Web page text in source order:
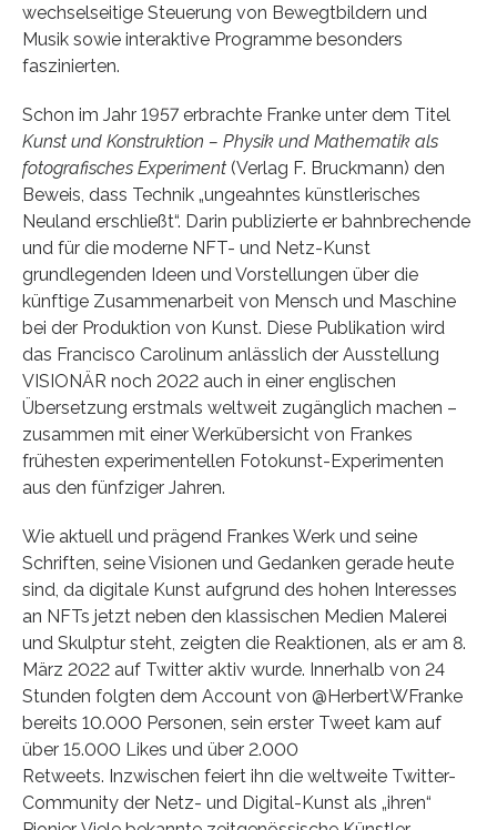
wechselseitige Steuerung von Bewegtbildern und
Musik sowie interaktive Programme besonders
faszinierten.
Schon im Jahr 1957 erbrachte Franke unter dem Titel
Kunst und Konstruktion – Physik und Mathematik als
fotografisches Experiment (Verlag F. Bruckmann) den
Beweis, dass Technik „ungeahntes künstlerisches
Neuland erschließt“. Darin publizierte er bahnbrechende
und für die moderne NFT- und Netz-Kunst
grundlegenden Ideen und Vorstellungen über die
künftige Zusammenarbeit von Mensch und Maschine
bei der Produktion von Kunst. Diese Publikation wird
das Francisco Carolinum anlässlich der Ausstellung
VISIONÄR noch 2022 auch in einer englischen
Übersetzung erstmals weltweit zugänglich machen –
zusammen mit einer Werkübersicht von Frankes
frühesten experimentellen Fotokunst-Experimenten
aus den fünfziger Jahren.
Wie aktuell und prägend Frankes Werk und seine
Schriften, seine Visionen und Gedanken gerade heute
sind, da digitale Kunst aufgrund des hohen Interesses
an NFTs jetzt neben den klassischen Medien Malerei
und Skulptur steht, zeigten die Reaktionen, als er am 8.
März 2022 auf Twitter aktiv wurde. Innerhalb von 24
Stunden folgten dem Account von @HerbertWFranke
bereits 10.000 Personen, sein erster Tweet kam auf
über 15.000 Likes und über 2.000
Retweets. Inzwischen feiert ihn die weltweite Twitter-
Community der Netz- und Digital-Kunst als „ihren“